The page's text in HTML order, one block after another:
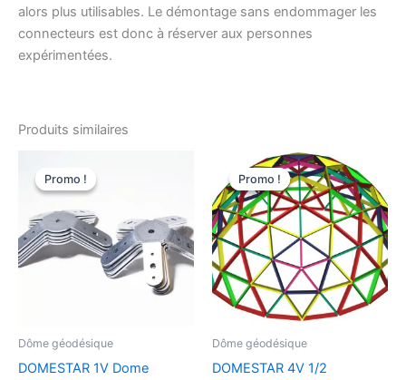
alors plus utilisables. Le démontage sans endommager les
connecteurs est donc à réserver aux personnes
expérimentées.
Produits similaires
Promo !
Promo !
Dôme géodésique
DOMESTAR 1V Dome
Promo !
Promo !
Dôme géodésique
DOMESTAR 4V 1/2